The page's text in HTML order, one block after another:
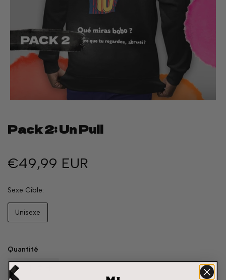
Pack 2: Un Pull
€49,99 EUR
Sexe Cible
Unisexe
Quantité